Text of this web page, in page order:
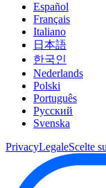
Español
Français
Italiano
日本語
한국인
Nederlands
Polski
Português
Pусский
Svenska
PrivacyLegaleScelte